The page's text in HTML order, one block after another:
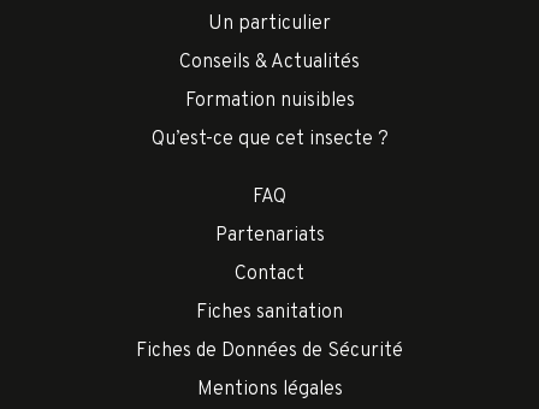
Un particulier
Conseils & Actualités
Formation nuisibles
Qu’est-ce que cet insecte ?
FAQ
Partenariats
Contact
Fiches sanitation
Fiches de Données de Sécurité
Mentions légales